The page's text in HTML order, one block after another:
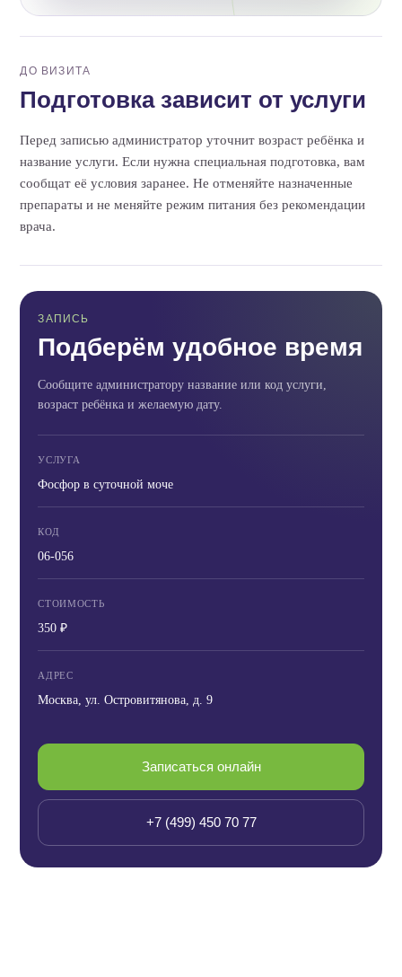
ДО ВИЗИТА
Подготовка зависит от услуги
Перед записью администратор уточнит возраст ребёнка и
название услуги. Если нужна специальная подготовка, вам
сообщат её условия заранее. Не отменяйте назначенные
препараты и не меняйте режим питания без рекомендации
врача.
ЗАПИСЬ
Подберём удобное время
Сообщите администратору название или код услуги,
возраст ребёнка и желаемую дату.
УСЛУГА
Фосфор в суточной моче
КОД
06-056
СТОИМОСТЬ
350 ₽
АДРЕС
Москва, ул. Островитянова, д. 9
Записаться онлайн
+7 (499) 450 70 77